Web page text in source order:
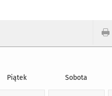
Piątek Sobota